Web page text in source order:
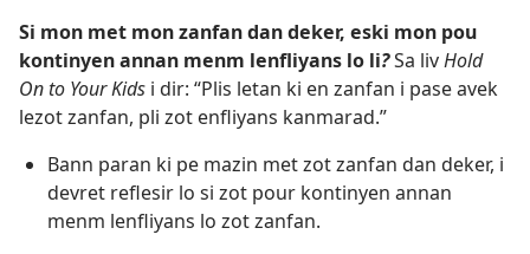
Si mon met mon zanfan dan deker, eski mon pou
kontinyen annan menm lenfliyans lo li?Sa livHold
On to Your Kids i dir: “Plis letan ki en zanfan i pase avek
lezot zanfan, pli zot enfliyans kanmarad.”
Bann paran ki pe mazin met zot zanfan dan deker, i
devret reflesir lo si zot pour kontinyen annan
menm lenfliyans lo zot zanfan.